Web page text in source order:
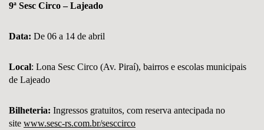
9ª Sesc Circo – Lajeado
Data: De 06 a 14 de abril
Local: Lona Sesc Circo (Av. Piraí), bairros e escolas municipais
de Lajeado
Bilheteria: Ingressos gratuitos, com reserva antecipada no
site www.sesc-rs.com.br/sesccirco